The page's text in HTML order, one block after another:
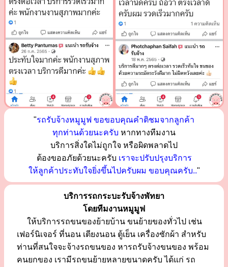
"รถรับจ้างหมูมูฟ ขอขอบคุณคำติชมจากลูกค้า
ทุกท่านด้วยนะครับ หากทางทีมงาน
บริการสิ่งใดไม่ถูกใจ หรือผิดพลาดไป
ต้องขออภัยด้วยนะครับ เราจะปรับปรุงบริการ
ให้ลูกค้าประทับใจยิ่งขึ้นไปครับผม ขอบคุณครับ.."
บริการรถกระบะรับจ้างพัทยา
โดยทีมงานหมูมูฟ
ให้บริการรถขนของย้ายบ้าน ขนย้ายของทั่วไป เช่น
เฟอร์นิเจอร์ ที่นอน เตียงนอน ตู้เย็น เครื่องซักผ้า สำหรับ
ท่านที่สนใจจะจ้างรถขนของ หารถรับจ้างขนของ พร้อม
คนยกของ เรามีรถขนย้ายหลายขนาดครับ ได้แก่ รถ